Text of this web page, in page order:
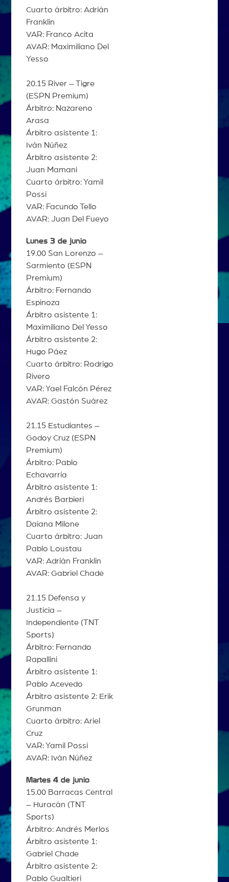
Cuarto árbitro: Adrián
Franklin
VAR: Franco Acita
AVAR: Maximiliano Del
Yesso
20.15 River – Tigre
(ESPN Premium)
Árbitro: Nazareno
Arasa
Árbitro asistente 1:
Iván Núñez
Árbitro asistente 2:
Juan Mamani
Cuarto árbitro: Yamil
Possi
VAR: Facundo Tello
AVAR: Juan Del Fueyo
Lunes 3 de junio
19.00 San Lorenzo –
Sarmiento (ESPN
Premium)
Árbitro: Fernando
Espinoza
Árbitro asistente 1:
Maximiliano Del Yesso
Árbitro asistente 2:
Hugo Páez
Cuarto árbitro: Rodrigo
Rivero
VAR: Yael Falcón Pérez
AVAR: Gastón Suárez
21.15 Estudiantes –
Godoy Cruz (ESPN
Premium)
Árbitro: Pablo
Echavarría
Árbitro asistente 1:
Andrés Barbieri
Árbitro asistente 2:
Daiana Milone
Cuarto árbitro: Juan
Pablo Loustau
VAR: Adrián Franklin
AVAR: Gabriel Chade
21.15 Defensa y
Justicia –
Independiente (TNT
Sports)
Árbitro: Fernando
Rapallini
Árbitro asistente 1:
Pablo Acevedo
Árbitro asistente 2: Erik
Grunman
Cuarto árbitro: Ariel
Cruz
VAR: Yamil Possi
AVAR: Iván Núñez
Martes 4 de junio
15.00 Barracas Central
– Huracán (TNT
Sports)
Árbitro: Andrés Merlos
Árbitro asistente 1:
Gabriel Chade
Árbitro asistente 2:
Pablo Gualtieri